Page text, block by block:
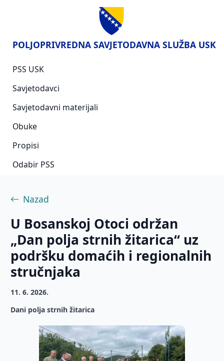
POLJOPRIVREDNA SAVJETODAVNA SLUŽBA USK
PSS USK
Savjetodavci
Savjetodavni materijali
Obuke
Propisi
Odabir PSS
Nazad
U Bosanskoj Otoci održan
„Dan polja strnih žitarica“ uz
podršku domaćih i regionalnih
stručnjaka
11. 6. 2026.
Dani polja strnih žitarica